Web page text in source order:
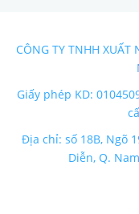
CÔNG TY TNHH XUẤT
Giấy phép KD:
Địa chỉ: số 18B, Ngõ
Diễn, Q.